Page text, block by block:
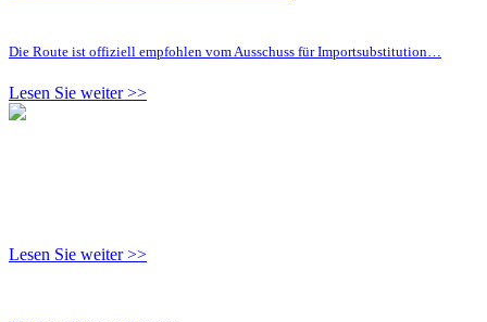
Die Route ist offiziell empfohlen vom Ausschuss für Importsubstitution…
Lesen Sie weiter >>
Lesen Sie weiter >>